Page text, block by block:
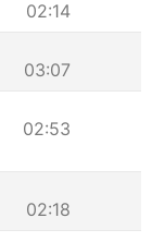
02:14
03:07
02:53
02:18